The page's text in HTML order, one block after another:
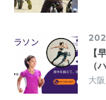
【
（
大